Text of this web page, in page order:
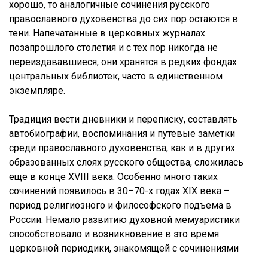
хорошо, то аналогичные сочинения русского
православного духовенства до сих пор остаются в
тени. Напечатанные в церковных журналах
позапрошлого столетия и с тех пор никогда не
переиздававшиеся, они хранятся в редких фондах
центральных библиотек, часто в единственном
экземпляре.
Традиция вести дневники и переписку, составлять
автобиографии, воспоминания и путевые заметки
среди православного духовенства, как и в других
образованных слоях русского общества, сложилась
еще в конце XVIII века. Особенно много таких
сочинений появилось в 30–70-х годах XIX века –
период религиозного и философского подъема в
России. Немало развитию духовной мемуаристики
способствовало и возникновение в это время
церковной периодики, знакомящей с сочинениями